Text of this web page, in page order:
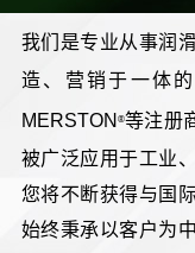
我们是专业从事润
造、营销于一体
MERSTON ®等注册
被广泛应用于工业
您将不断获得与国
始终秉承以客户为